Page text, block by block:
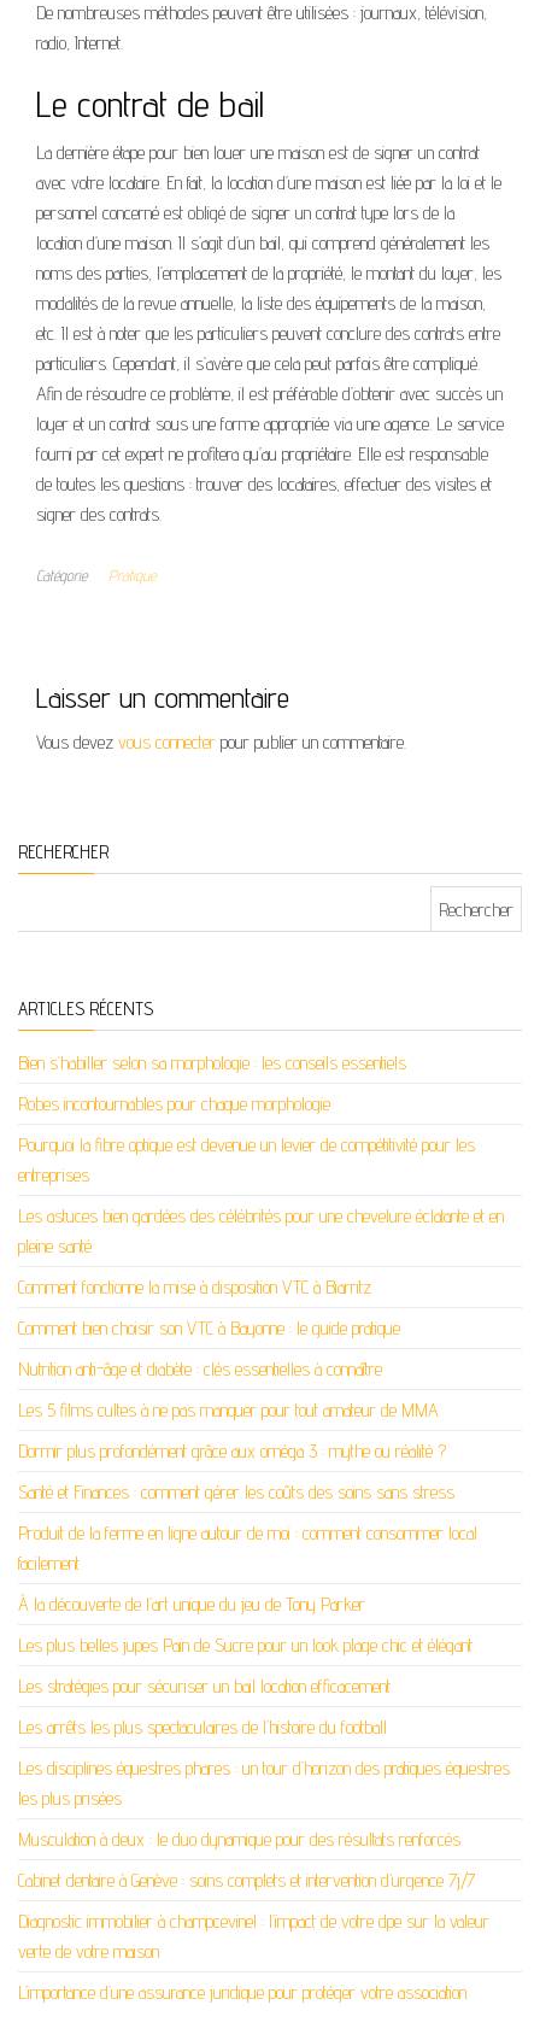
De nombreuses méthodes peuvent être utilisées : journaux, télévision,
radio, Internet.
Le contrat de bail
La dernière étape pour bien louer une maison est de signer un contrat
avec votre locataire. En fait, la location d’une maison est liée par la loi et le
personnel concerné est obligé de signer un contrat type lors de la
location d’une maison. Il s’agit d’un bail, qui comprend généralement les
noms des parties, l’emplacement de la propriété, le montant du loyer, les
modalités de la revue annuelle, la liste des équipements de la maison,
etc. Il est à noter que les particuliers peuvent conclure des contrats entre
particuliers. Cependant, il s’avère que cela peut parfois être compliqué.
Afin de résoudre ce problème, il est préférable d’obtenir avec succès un
loyer et un contrat sous une forme appropriée via une agence. Le service
fourni par cet expert ne profitera qu’au propriétaire. Elle est responsable
de toutes les questions : trouver des locataires, effectuer des visites et
signer des contrats.
Catégorie Pratique
Laisser un commentaire
Vous devez vous connecter pour publier un commentaire.
RECHERCHER
ARTICLES RÉCENTS
Bien s’habiller selon sa morphologie : les conseils essentiels
Robes incontournables pour chaque morphologie
Pourquoi la fibre optique est devenue un levier de compétitivité pour les
entreprises
Les astuces bien gardées des célébrités pour une chevelure éclatante et en
pleine santé
Comment fonctionne la mise à disposition VTC à Biarritz
Comment bien choisir son VTC à Bayonne : le guide pratique
Nutrition anti-âge et diabète : clés essentielles à connaître
Les 5 films cultes à ne pas manquer pour tout amateur de MMA
Dormir plus profondément grâce aux oméga 3 : mythe ou réalité ?
Santé et Finances : comment gérer les coûts des soins sans stress
Produit de la ferme en ligne autour de moi : comment consommer local
facilement
À la découverte de l’art unique du jeu de Tony Parker
Les plus belles jupes Pain de Sucre pour un look plage chic et élégant
Les stratégies pour sécuriser un bail location efficacement
Les arrêts les plus spectaculaires de l’histoire du football
Les disciplines équestres phares : un tour d’horizon des pratiques équestres
les plus prisées
Musculation à deux : le duo dynamique pour des résultats renforcés
Cabinet dentaire à Genève : soins complets et intervention d’urgence 7j/7
Diagnostic immobilier à champcevinel : l’impact de votre dpe sur la valeur
verte de votre maison
L’importance d’une assurance juridique pour protéger votre association